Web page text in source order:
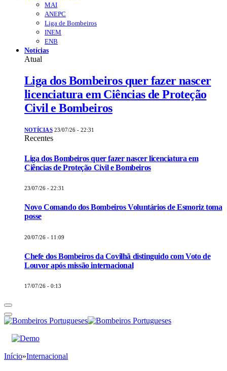
MAI
ANEPC
Liga de Bombeiros
INEM
ENB
Notícias
Atual
Liga dos Bombeiros quer fazer nascer
licenciatura em Ciências de Proteção
Civil e Bombeiros
NOTÍCIAS 23/07/26 - 22:31
Recentes
Liga dos Bombeiros quer fazer nascer licenciatura em
Ciências de Proteção Civil e Bombeiros
23/07/26 - 22:31
Novo Comando dos Bombeiros Voluntários de Esmoriz toma
posse
20/07/26 - 11:09
Chefe dos Bombeiros da Covilhã distinguido com Voto de
Louvor após missão internacional
17/07/26 - 0:13
Início»Internacional